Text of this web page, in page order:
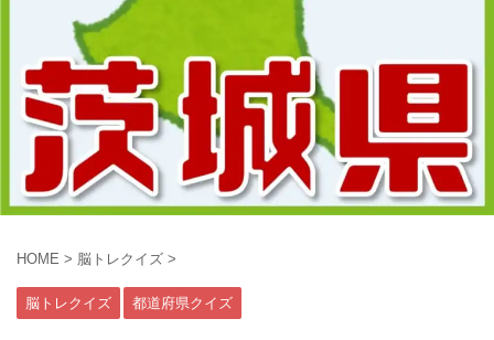
HOME > 脳トレクイズ >
脳トレクイズ 都道府県クイズ